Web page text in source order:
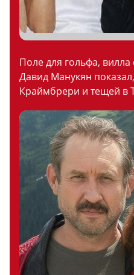
Поле для гольфа,
Давид Манукян
Краймбрери и тещей в